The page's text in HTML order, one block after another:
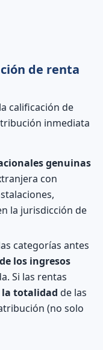
de renta
calificación de
inmediata
genuinas
con
la jurisdicción de
categorías antes
los ingresos
Si las rentas
la totalidad de las
(no solo